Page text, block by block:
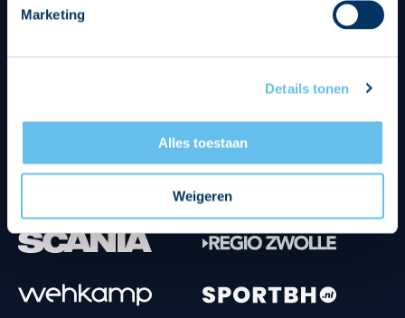
Marketing
Details tonen
Alles toestaan
Weigeren